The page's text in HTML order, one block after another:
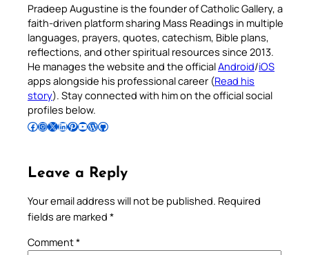
Pradeep Augustine is the founder of Catholic Gallery, a
faith-driven platform sharing Mass Readings in multiple
languages, prayers, quotes, catechism, Bible plans,
reflections, and other spiritual resources since 2013.
He manages the website and the officialAndroid/iOS
apps alongside his professional career (Read his
story). Stay connected with him on the official social
profiles below.
Follow Pradeep on Facebook Follow Pradeep on InstagramFollow Pradeep on X Follow Pradeep on LinkedIn Follow Pradeep on Pinterest Subscribe to Pradeep’s Youtube Channel Follow Pradeep on WordPress Follow Pradeep on GitHub
Leave a Reply
Your email address will not be published. Required
fields are marked *
Comment*